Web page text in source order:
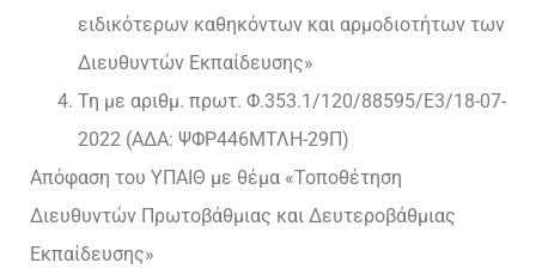
ειδικότερων καθηκόντων και αρμοδιοτήτων των
Διευθυντών Εκπαίδευσης»
Τη με αριθμ. πρωτ. Φ.353.1/120/88595/Ε3/18-07-
2022 (ΑΔΑ: ΨΦΡ446ΜΤΛΗ-29Π)
Απόφαση του ΥΠΑΙΘ με θέμα «Τοποθέτηση
Διευθυντών Πρωτοβάθμιας και Δευτεροβάθμιας
Εκπαίδευσης»